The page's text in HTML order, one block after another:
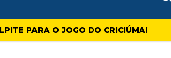
PARA O JOGO DO CRICIÚMA!